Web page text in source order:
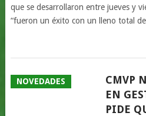
que se desarrollaron entre jueves y
“fueron un éxito con un lleno total
NOVEDADES
CMVP
EN
PIDE